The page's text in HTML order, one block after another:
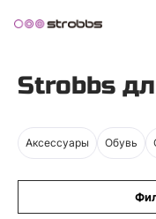
Strobbs
Аксессуары Обувь